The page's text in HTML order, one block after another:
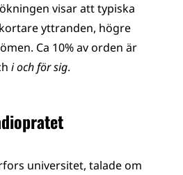
visar att typiska
yttranden, högre
Ca 10% av orden är
i och för sig.
universitet, talade om